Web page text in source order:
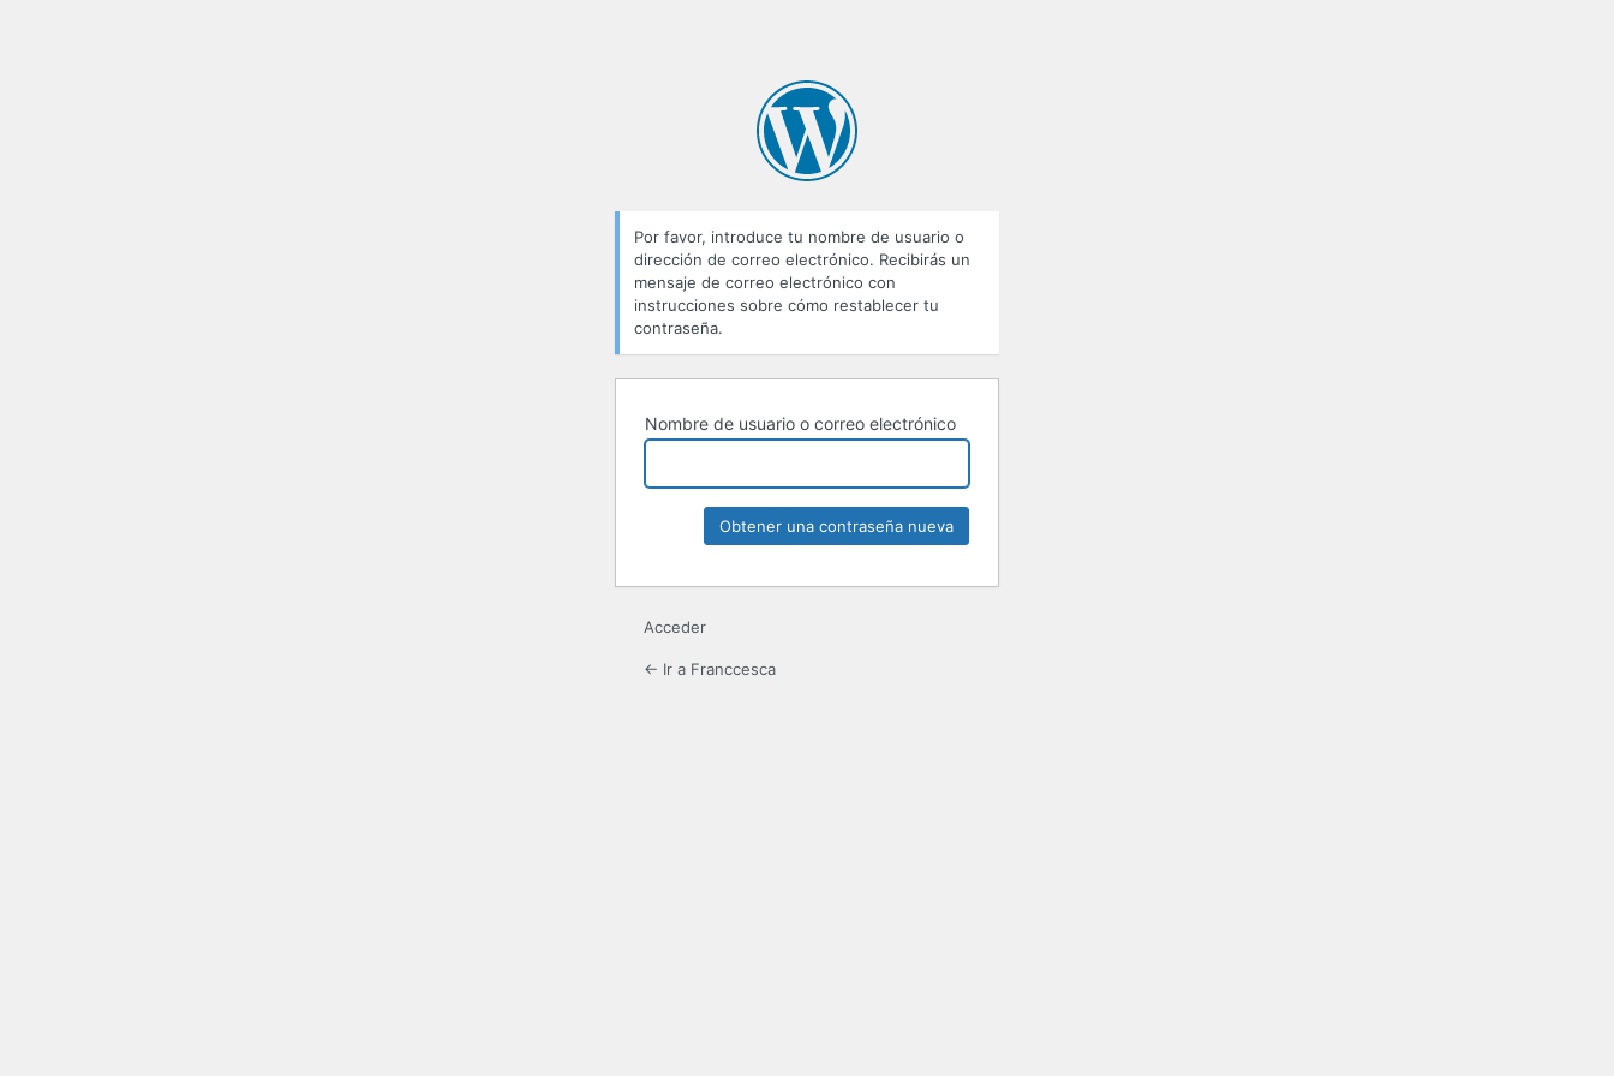
Por favor, introduce tu nombre de usuario o
dirección de correo electrónico. Recibirás un
mensaje de correo electrónico con
instrucciones sobre cómo restablecer tu
contraseña.
Nombre de usuario o correo electrónico
Acceder
← Ir a Franccesca